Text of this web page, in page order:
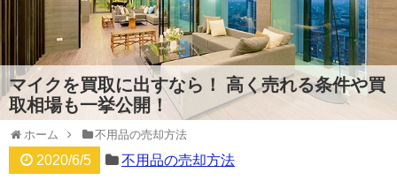
マイクを買取に出すなら！ 高く売れる条件や買
取相場も一挙公開！
ホーム 不用品の売却方法
2020/6/5 不用品の売却方法